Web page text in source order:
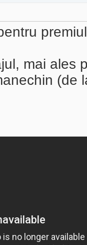
mai ales
(de